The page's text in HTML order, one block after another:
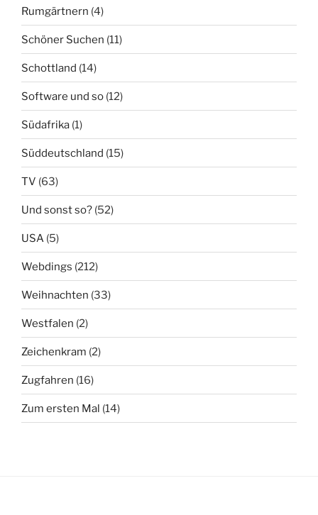
Rumgärtnern (4)
Schöner Suchen (11)
Schottland (14)
Software und so (12)
Südafrika (1)
Süddeutschland (15)
TV (63)
Und sonst so? (52)
USA (5)
Webdings (212)
Weihnachten (33)
Westfalen (2)
Zeichenkram (2)
Zugfahren (16)
Zum ersten Mal (14)